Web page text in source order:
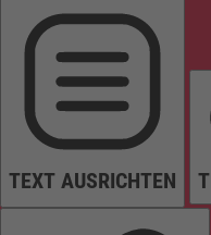
TEXT AUSRICHTEN